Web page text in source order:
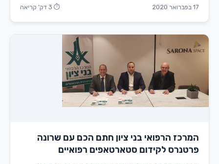
17 בפברואר 2020 ⏱ 3 דק' קריאה
המרכז הרפואי בני ציון חתם הכם עם שרונה
פרטנרס לקידום סטארטאפים רפואיים